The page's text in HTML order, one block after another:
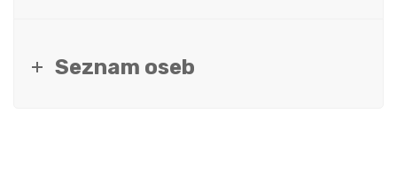
Seznam oseb